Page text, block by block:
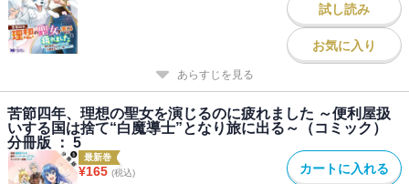
試し読み
お気に入り
あらすじを見る
苦節四年、理想の聖女を演じるのに疲れました ～便利屋扱
いする国は捨て“白魔導士”となり旅に出る～（コミック）
分冊版 ： 5
最新巻
¥165 (税込) カートに入れる